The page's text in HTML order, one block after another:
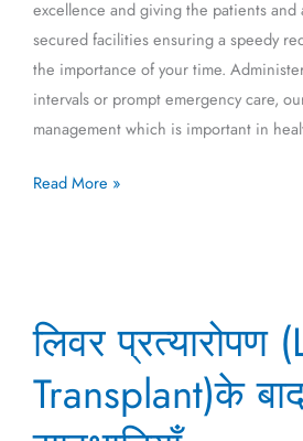
excellence and giving the patients and
secured facilities ensuring a speedy
the importance of your time.
intervals or prompt emergency care,
management which is important in
Read More »
लिवर प्रत्यारोपण
Transplant)के
प्रत्यारोपण
(Liver
Transplant)के